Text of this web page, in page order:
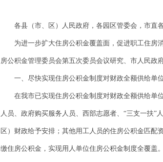
各县（市、区）人民政府，各园区管委会，市直
为进一步扩大住房公积金覆盖面，促进职工住房
房公积金管理委员会第五次委员会议研究、市人民政
一、尽快实现住房公积金制度对财政全额供给单
在我市已实现住房公积金制度对财政全额供给单
人员、政府购买服务人员、西部志愿者、“三支一扶”
区）财政给予安排；其他用工人员的住房公积金匹
缴住房公积金，实现用人单位住房公积金制度全覆盖